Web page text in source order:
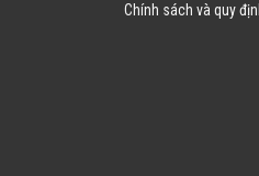
Chính sách và quy